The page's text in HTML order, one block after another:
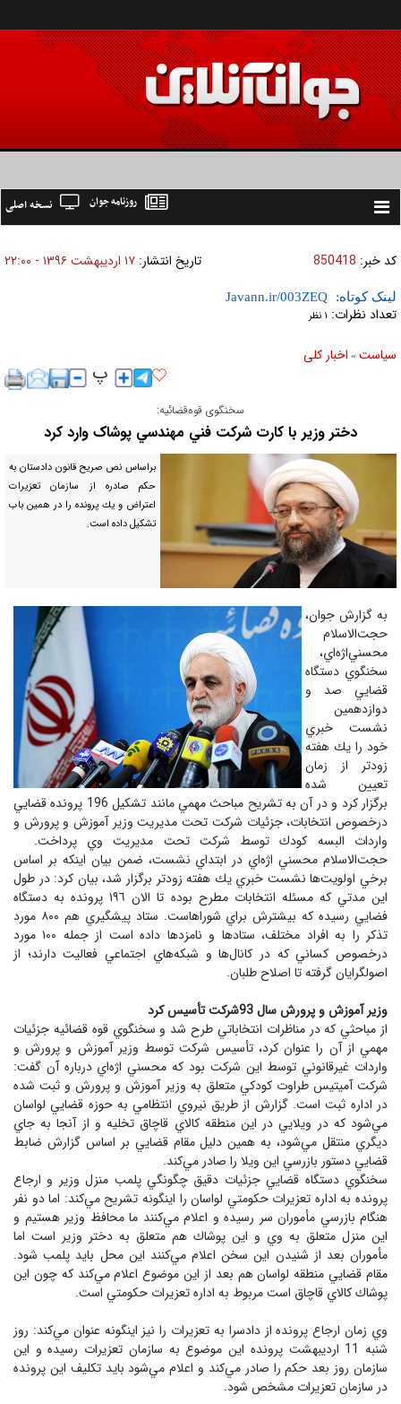
Toggle
نسخه اصلی روزنامه جوان
کد خبر: 850418 تاریخ انتشار: ۱۷ ارديبهشت ۱۳۹۶ - ۲۲:۰۰
لینک کوتاه:
تعداد نظرات: ۱ نظر
سیاست » اخبار کلی
سخنگوی قوه‌قضائیه:
دختر وزیر با کارت شرکت فني‌ مهندسي پوشاک وارد کرد
براساس نص صريح قانون دادستان به
حكم صادره از سازمان تعزيرات
اعتراض و يك پرونده را در همين باب
تشكيل داده است.
به گزارش جوان،
حجت‌الاسلام
محسني‌اژه‌اي،
سخنگوي دستگاه
قضايي صد و
دوازدهمين
نشست خبري
خود را يك هفته
زودتر از زمان
تعيين شده
برگزار كرد و در آن به تشريح مباحث مهمي مانند تشكيل 196 پرونده قضايي
درخصوص انتخابات، جزئيات شركت تحت مديريت وزير آموزش و پرورش و
واردات البسه كودك توسط شركت تحت مديريت وي پرداخت.
حجت‌الاسلام محسني اژه‌اي در ابتداي نشست، ضمن بيان اينكه بر اساس
برخي اولويت‌ها نشست خبري يك هفته زودتر برگزار شد، بيان كرد: در طول
اين مدتي كه مسئله انتخابات مطرح بوده تا الان ١٩٦ پرونده به دستگاه
فضايي رسيده كه بيشترش براي شوراهاست. ستاد پيشگيري هم ٨٠٠ مورد
تذكر را به افراد مختلف، ستادها و نامزدها داده است از جمله ١٠٠ مورد
درخصوص كساني كه در كانال‌ها و شبكه‌هاي اجتماعي فعاليت دارند؛ از
اصولگرايان گرفته تا اصلاح طلبان.
وزير آموزش و پرورش سال 93شركت تأسيس كرد
از مباحثي كه در مناظرات انتخاباتي طرح شد و سخنگوي قوه قضائيه جزئيات
مهمي از آن را عنوان كرد، تأسيس شركت توسط وزير آموزش و پرورش و
واردات غيرقانوني توسط اين شركت بود كه محسني اژه‌اي درباره آن گفت:
شركت آميتيس طراوت كودكي متعلق به وزير آموزش و پرورش و ثبت شده
در اداره ثبت است. گزارش از طريق نيروي انتظامي به حوزه قضايي لواسان
مي‌شود كه در ويلايي در اين منطقه كالاي قاچاق تخليه و از آنجا به جاي
ديگري منتقل مي‌شود، به همين دليل مقام قضايي بر اساس گزارش ضابط
قضايي دستور بازرسي اين ويلا را صادر مي‌كند.
سخنگوي دستگاه قضايي جزئيات دقيق چگونگي پلمب منزل وزير و ارجاع
پرونده به اداره تعزيرات حكومتي لواسان را اينگونه تشريح مي‌كند: اما دو نفر
هنگام بازرسي مأموران سر رسيده و اعلام مي‌كنند ما محافظ وزير هستيم و
اين منزل متعلق به وي و اين پوشاك هم متعلق به دختر وزير است اما
مأموران بعد از شنيدن اين سخن اعلام مي‌كنند اين محل بايد پلمب شود.
مقام قضايي منطقه لواسان هم بعد از اين موضوع اعلام مي‌كند كه چون اين
پوشاك كالاي قاچاق است مربوط به اداره تعزيرات حكومتي است.
وي زمان ارجاع پرونده از دادسرا به تعزيرات را نيز اينگونه عنوان مي‌كند: روز
شنبه 11 ارديبهشت پرونده اين موضوع به سازمان تعزيرات رسيده و اين
سازمان روز بعد حكم را صادر مي‌كند و اعلام مي‌شود بايد تكليف اين پرونده
در سازمان تعزيرات مشخص شود.